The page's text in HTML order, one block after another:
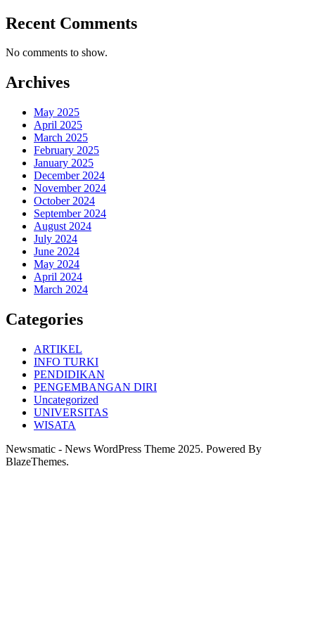
Recent Comments
No comments to show.
Archives
May 2025
April 2025
March 2025
February 2025
January 2025
December 2024
November 2024
October 2024
September 2024
August 2024
July 2024
June 2024
May 2024
April 2024
March 2024
Categories
ARTIKEL
INFO TURKI
PENDIDIKAN
PENGEMBANGAN DIRI
Uncategorized
UNIVERSITAS
WISATA
Newsmatic - News WordPress Theme 2025. Powered By
BlazeThemes.